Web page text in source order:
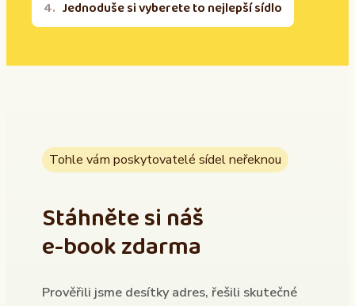
Jednoduše si vyberete to nejlepší sídlo
Tohle vám poskytovatelé sídel neřeknou
Stáhněte si náš
e-book zdarma
Prověřili jsme desítky adres, řešili skutečné